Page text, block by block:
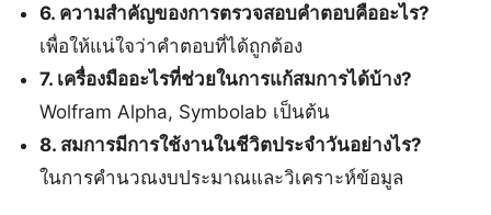
6. ความสำคัญของการตรวจสอบคำตอบคืออะไร?
เพื่อให้แน่ใจว่าคำตอบที่ได้ถูกต้อง
7. เครื่องมืออะไรที่ช่วยในการแก้สมการได้บ้าง?
Wolfram Alpha, Symbolab เป็นต้น
8. สมการมีการใช้งานในชีวิตประจำวันอย่างไร?
ในการคำนวณงบประมาณและวิเคราะห์ข้อมูล